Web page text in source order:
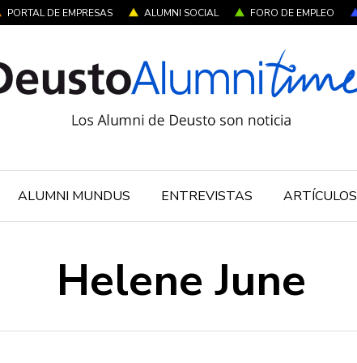
PORTAL DE EMPRESAS ALUMNI SOCIAL FORO DE EMPLEO
ALUMNI MUNDUS ENTREVISTAS ARTÍCULOS
Helene June